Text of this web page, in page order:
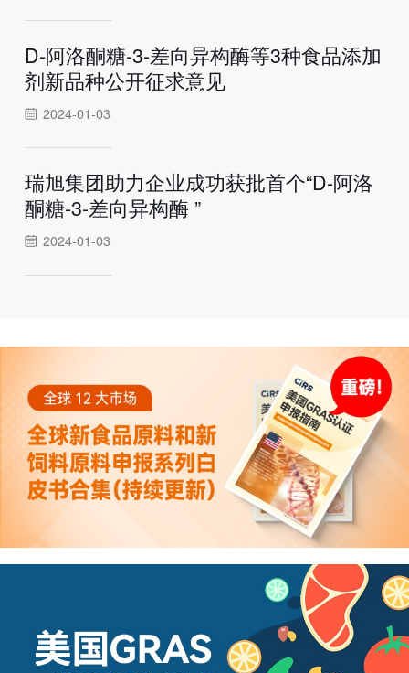
D-阿洛酮糖-3-差向异构酶等3种食品添加
剂新品种公开征求意见
2024-01-03
瑞旭集团助力企业成功获批首个“D-阿洛
酮糖-3-差向异构酶 ”
2024-01-03